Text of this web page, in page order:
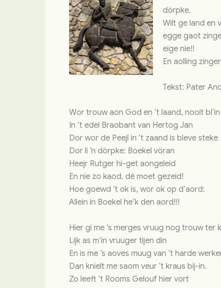
dörpke.
Wilt ge land en
egge gaot
eige nie!!
En aolling
Tekst: Pater
Wor trouw aon God en ’t laand, nooit
In ’t edel Braobant van Hertog Jan
Dor wor de Peejl in ’t zaand is bleve steke
Dor li ’n dörpke: Boekel vöran
Heejr Rutger hi-get aongeleid
En nie zo kaod, dé moet gezeid!
Hoe goewd ’t ok is, wor ok op d’aord:
Allein in Boekel he’k den aord!!!
Hier gi me ’s merges vruug nog trouw ter
Lijk as m’in vruuger tijen din
En is me ’s aoves muug van ’t harde
Dan knielt me saom veur ’t kraus bij-in.
Zo leeft ’t Rooms Gelouf hier vort